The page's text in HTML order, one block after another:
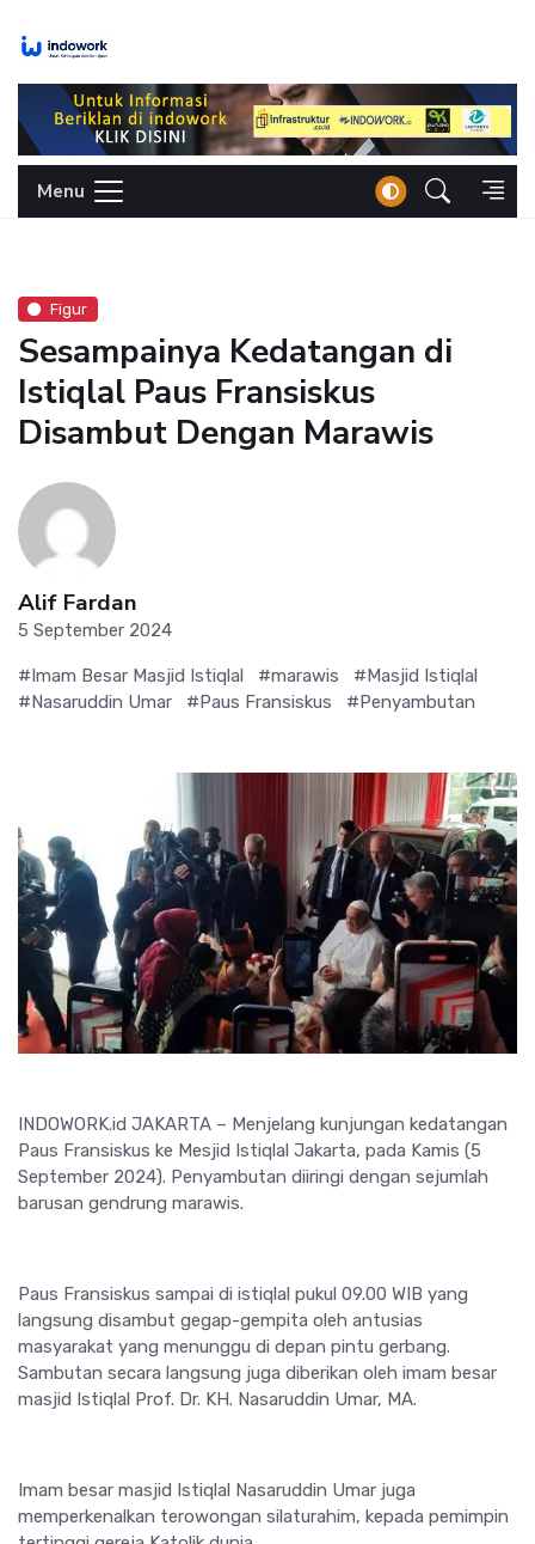
Menu
Figur
Sesampainya Kedatangan di
Istiqlal Paus Fransiskus
Disambut Dengan Marawis
Alif Fardan
5 September 2024
#Imam Besar Masjid Istiqlal #marawis
#Masjid Istiqlal
#Nasaruddin Umar
#Paus Fransiskus #Penyambutan
INDOWORK.id JAKARTA – Menjelang kunjungan kedatangan
Paus Fransiskus ke Mesjid Istiqlal Jakarta, pada Kamis (5
September 2024). Penyambutan diiringi dengan sejumlah
barusan gendrung marawis.
Paus Fransiskus sampai di istiqlal pukul 09.00 WIB yang
langsung disambut gegap-gempita oleh antusias
masyarakat yang menunggu di depan pintu gerbang.
Sambutan secara langsung juga diberikan oleh imam besar
masjid Istiqlal Prof. Dr. KH. Nasaruddin Umar, MA.
Imam besar masjid Istiqlal Nasaruddin Umar juga
memperkenalkan terowongan silaturahim, kepada pemimpin